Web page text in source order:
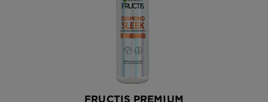
FRUCTIS PREMIUM